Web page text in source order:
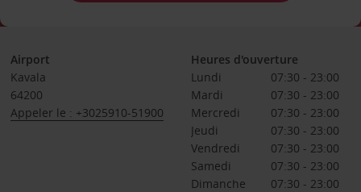
Airport
Kavala
64200
Appeler le : +3025910-51900
Heures d'ouverture
Lundi
07:30 - 23:00
Mardi
07:30 - 23:00
Mercredi
07:30 - 23:00
Jeudi
07:30 - 23:00
Vendredi
07:30 - 23:00
Samedi
07:30 - 23:00
Dimanche
07:30 - 23:00